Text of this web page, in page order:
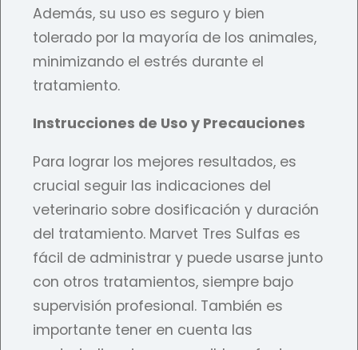
Además, su uso es seguro y bien
tolerado por la mayoría de los animales,
minimizando el estrés durante el
tratamiento.
Instrucciones de Uso y Precauciones
Para lograr los mejores resultados, es
crucial seguir las indicaciones del
veterinario sobre dosificación y duración
del tratamiento. Marvet Tres Sulfas es
fácil de administrar y puede usarse junto
con otros tratamientos, siempre bajo
supervisión profesional. También es
importante tener en cuenta las